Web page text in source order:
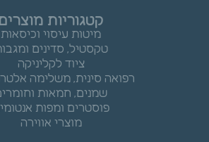
קטגוריות
מיטות עיסוי וכיסאות
טקסטיל, סדינים
ציוד לקליניקה
רפואה סינית, משלימה
שמנים, חמאות
פוסטרים ומפות
מוצרי אווירה